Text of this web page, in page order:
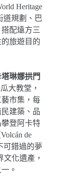
Heritage
道規劃、巴
配遠方三
旅遊目的
琳娜拱門
大教堂，
市集，每
建築、品
登阿卡特
de
可錯過的夢
文化遺產，
。